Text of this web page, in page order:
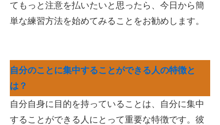
てもっと注意を払いたいと思ったら、今日から簡
単な練習方法を始めてみることをお勧めします。
自分のことに集中することができる人の特徴と
は？
自分自身に目的を持っていることは、自分に集中
することができる人にとって重要な特徴です。彼